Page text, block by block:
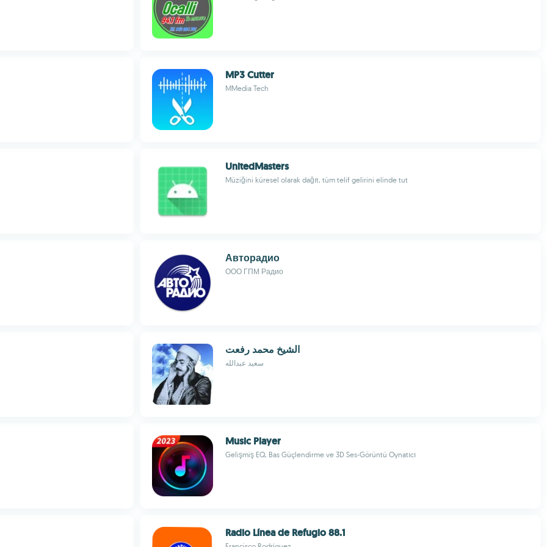
MP3 Cutter
MMedia Tech
UnitedMasters
Müziğini küresel olarak dağıt, tüm telif gelirini elinde tut
Авторадио
ООО ГПМ Радио
الشيخ محمد رفعت
سعيد عبدالله
Music Player
Gelişmiş EQ, Bas Güçlendirme ve 3D Ses-Görüntü Oynatıcı
Radio Línea de Refugio 88.1